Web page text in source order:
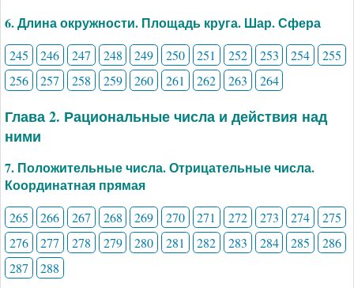
6. Длина окружности. Площадь круга. Шар. Сфера
245 246 247 248 249 250 251 252 253 254
255
256
257 258 259 260 261 262 263 264
Глава 2. Рациональные числа и действия над
ними
7. Положительные числа. Отрицательные числа.
Координатная прямая
265 266 267 268 269 270 271 272 273 274
275
276
277 278 279 280 281 282 283 284 285
286
287
288